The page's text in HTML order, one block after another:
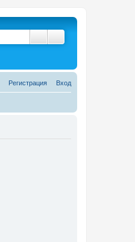
ПоискРасширенный
Вход
Регистрация